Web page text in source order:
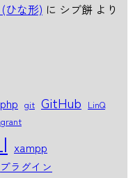
ひな形) に シブ餅 より
git GitHub LinQ
xampp
プラグイン